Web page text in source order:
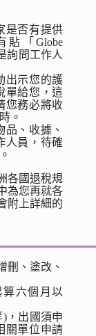
是否有提供
「Globe
詢問工作人
出示您的護
單給您，這
您務必將收
。
、收據、
人員，待確
各國退稅規
為您再就各
附上詳細的
刪、塗改、
六個月以
，出國須申
關單位申請